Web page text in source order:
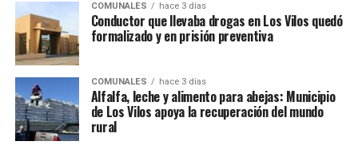
COMUNALES hace 3 días
Conductor que llevaba drogas en Los Vilos quedó
formalizado y en prisión preventiva
COMUNALES hace 3 días
Alfalfa, leche y alimento para abejas: Municipio
de Los Vilos apoya la recuperación del mundo
rural